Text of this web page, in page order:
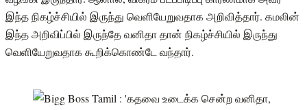
இந்த நிகழ்ச்சியில் இருந்து வெளியேறுவதாக அறிவித்தார். கமலின்
இந்த அறிவிப்பில் இருந்தே வனிதா தான் நிகழ்ச்சியில் இருந்து
வெளியேறுவதாக கூறிக்கொண்டே வந்தார்.